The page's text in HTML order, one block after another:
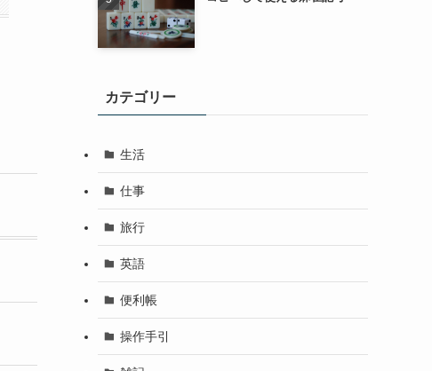
カテゴリー
生活
仕事
旅行
英語
便利帳
操作手引